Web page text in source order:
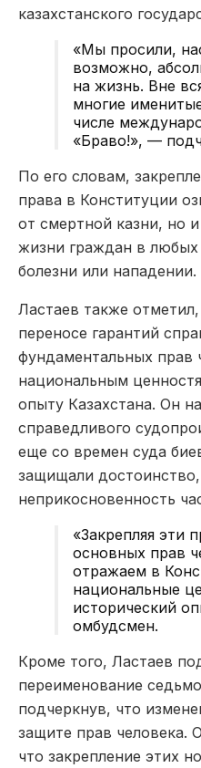
казахстанского
«Мы просили,
возможно,
на жизнь. Вне
многие
числе
«Браво!», —
По его словам,
права в Конституции
от смертной казни, но
жизни граждан в любых
болезни или нападении.
Ластаев также
переносе гарантий
фундаментальных прав
национальным
опыту Казахстана. Он
справедливого
еще со времен суда
защищали
неприкосновенность
«Закрепляя эти
основных прав
отражаем в
национальные
исторический
омбудсмен.
Кроме того, Ластаев
переименование
подчеркнув, что
защите прав человека.
что закрепление этих